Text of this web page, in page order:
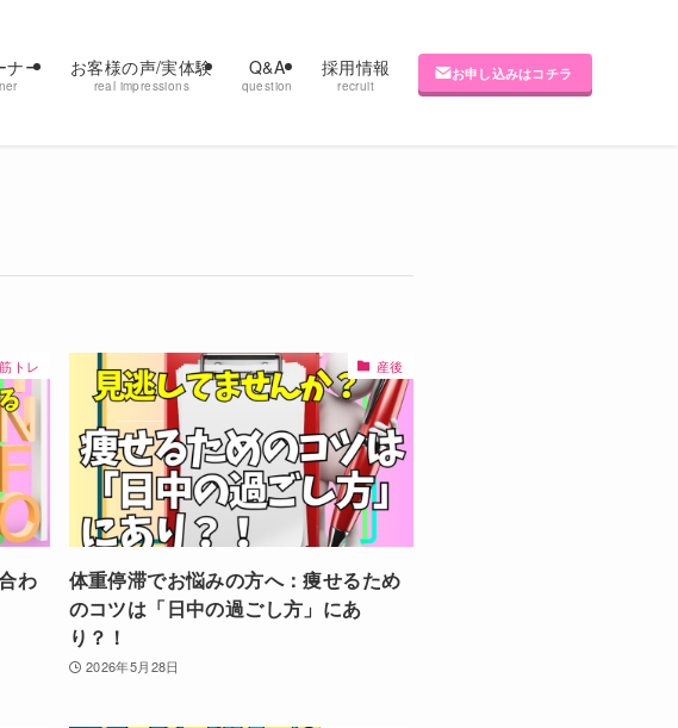
ナー お客様の声/実体験
real impressions
Q&A
question
採用情報
recruit
お申し込みはコチラ
筋トレ
わ
産後
体重停滞でお悩みの方へ：痩せるため
のコツは「日中の過ごし方」にあ
り？！
2026年5月28日